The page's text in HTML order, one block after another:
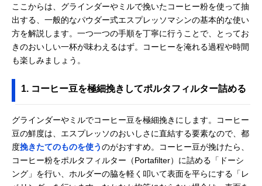
ここからは、グラインダーやミルで挽いたコーヒー粉を使って抽
出する、一般的なパウダー式エスプレッソマシンの基本的な使い
方を解説します。一つ一つの手順を丁寧に行うことで、とってお
きのおいしい一杯が味わえるはず。コーヒーを淹れる過程や時間
も楽しみましょう。
1. コーヒー豆を極細挽きしてポルタフィルター詰める
グラインダーやミルでコーヒー豆を極細挽きにします。コーヒー
豆の鮮度は、エスプレッソのおいしさに直結する要素なので、都
度挽きたてのものを使うのがおすすめ。コーヒー豆が挽けたら、
コーヒー粉をポルタフィルター（Portafilter）に詰める「ドーシ
ング」を行い、ホルダーの脇を軽く叩いて表面を平らにする「レ